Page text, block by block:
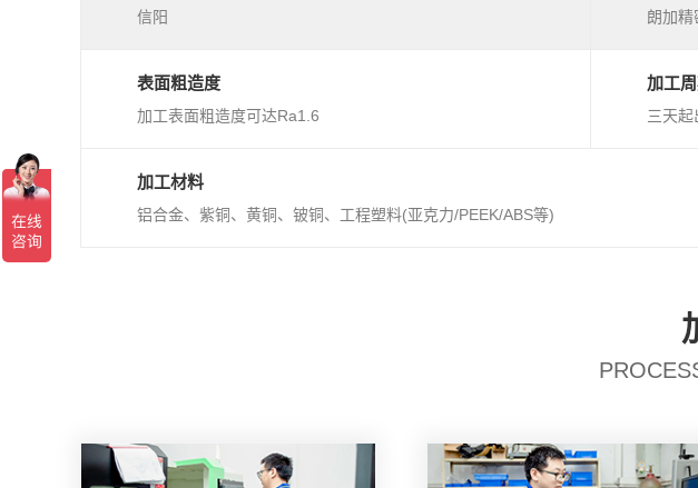
信阳 朗加精
表面粗造度
加工表面粗造度可达Ra1.6
加工
三天起
加工材料
铝合金、紫铜、黄铜、铍铜、工程塑料(亚克力/PEEK/ABS等)